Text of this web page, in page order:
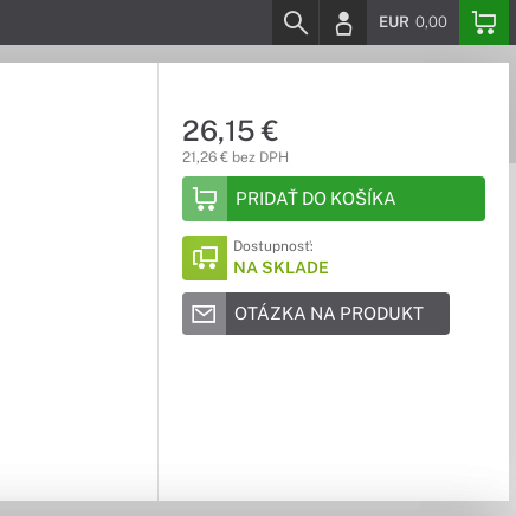
EUR 0,00
26,15 €
21,26 € bez DPH
PRIDAŤ DO KOŠÍKA
Dostupnosť:
NA SKLADE
OTÁZKA NA PRODUKT